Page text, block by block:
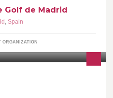
Golf de Madrid
, Spain
ORGANIZATION